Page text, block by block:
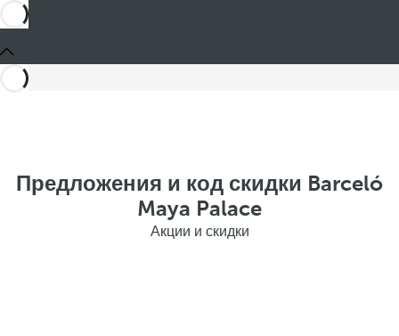
Предложения и код скидки Barceló
Maya Palace
Акции и скидки